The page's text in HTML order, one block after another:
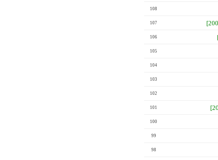
108
107
106
105
104
103
102
101
100
99
98